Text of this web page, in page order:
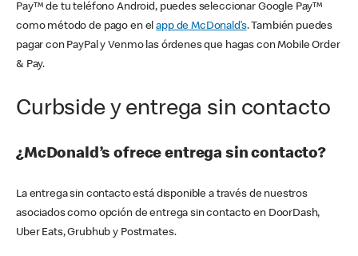
Pay™ de tu teléfono Android, puedes seleccionar Google Pay™
como método de pago en elapp de McDonald’s. También puedes
pagar con PayPal y Venmo las órdenes que hagas con Mobile Order
& Pay.
Curbside y entrega sin contacto
¿McDonald’s ofrece entrega sin contacto?
La entrega sin contacto está disponible a través de nuestros
asociados como opción de entrega sin contacto en DoorDash,
Uber Eats, Grubhub y Postmates.